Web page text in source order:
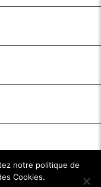
notre politique de
Cookies.